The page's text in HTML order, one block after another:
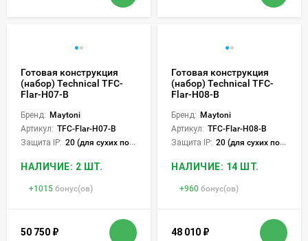
Готовая конструкция
(набор) Technical TFC-
Flar-H07-B
Бренд: Maytoni
Артикул: TFC-Flar-H07-B
Защита IP: 20 (для сухих пом.)
НАЛИЧИЕ: 2 ШТ.
+1015 бонус(ов)
50 750 ₽
Готовая конструкция
(набор) Technical TFC-
Flar-H08-B
Бренд: Maytoni
Артикул: TFC-Flar-H08-B
Защита IP: 20 (для сухих пом.)
НАЛИЧИЕ: 14 ШТ.
+960 бонус(ов)
48 010 ₽